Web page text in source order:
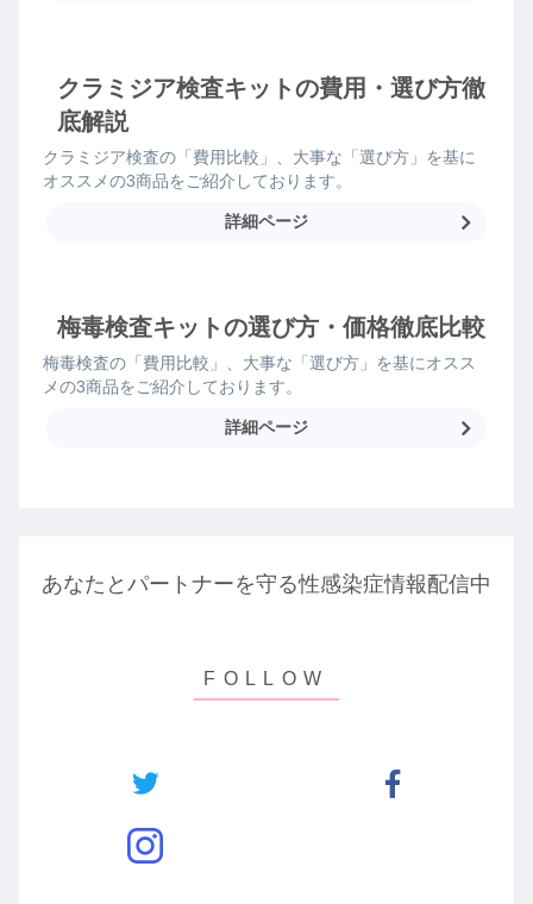
クラミジア検査キットの費用・選び方徹
底解説
クラミジア検査の「費用比較」、大事な「選び方」を基に
オススメの3商品をご紹介しております。
詳細ページ
梅毒検査キットの選び方・価格徹底比較
梅毒検査の「費用比較」、大事な「選び方」を基にオスス
メの3商品をご紹介しております。
詳細ページ
あなたとパートナーを守る性感染症情報配信中